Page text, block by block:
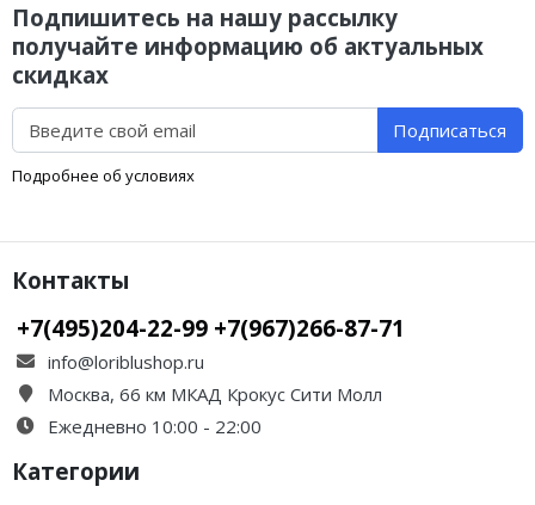
Подпишитесь на нашу рассылку
получайте информацию об актуальных
скидках
Подписаться
Подробнее об условиях
Контакты
+7(495)204-22-99 +7(967)266-87-71
info@loriblushop.ru
Москва, 66 км МКАД Крокус Сити Молл
Ежедневно 10:00 - 22:00
Категории